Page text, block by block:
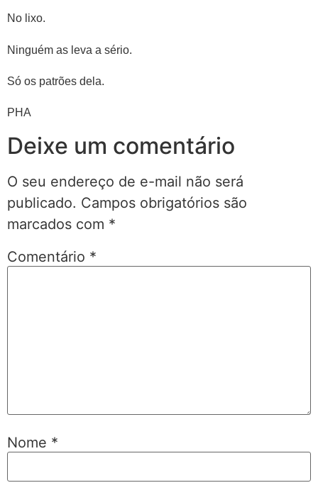
No lixo.
Ninguém as leva a sério.
Só os patrões dela.
PHA
Deixe um comentário
O seu endereço de e-mail não será
publicado. Campos obrigatórios são
marcados com *
Comentário *
Nome *